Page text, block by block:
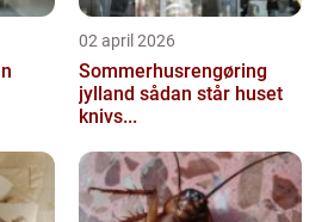
02 april 2026
Sommerhusrengøring
jylland sådan står huset
knivs...